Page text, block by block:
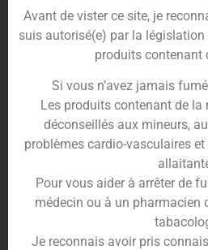
Hoganoest unconcentré
et explosives, qui vous fera
Ressentez la puissance
juteuse, sucrée et acidulée,
complexe de lamangue.
Entre le goût de pêche et
avec une légère touche
procura une explosion en
Et pour finir, le coup de
fraises
Avant de vister ce site, je
suis autorisé(e) par la
produits contenant
Si vous n’avez jamais
Les produits contenant de
déconseillés aux mineurs,
problèmes cardio-vasculaires
Pour vous aider à arrêter de
médecin ou à un pharmacien
Je reconnais avoir pris